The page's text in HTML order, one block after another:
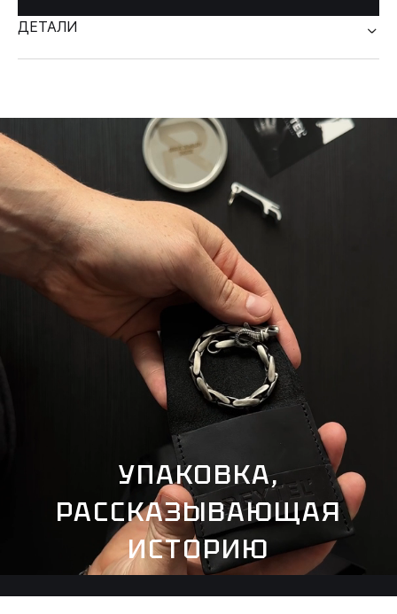
ДЕТАЛИ
УПАКОВКА,
РАССКАЗЫВАЮЩАЯ
ИСТОРИЮ